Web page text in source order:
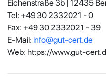
Eichenstraße 3b | 12435
Tel: +49 30 2332021 - 0
Fax: +49 30 2332021 - 39
E-Mail: info@gut-cert.de
Web: https://www.gut-